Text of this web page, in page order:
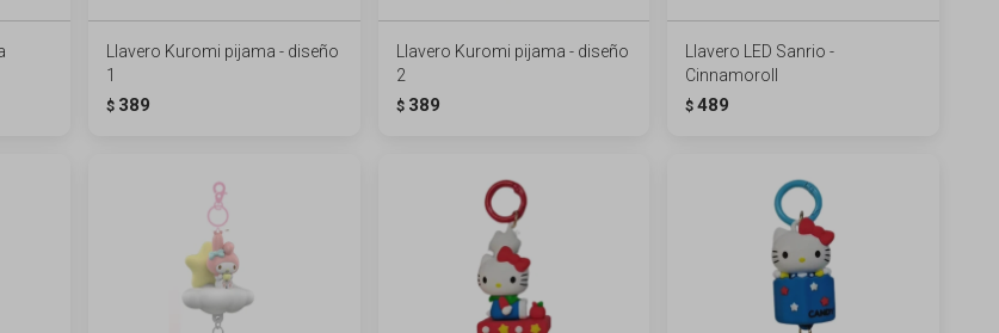
Llavero Kuromi pijama - diseño
1
$ 389
Llavero Kuromi pijama - diseño
2
$ 389
Llavero LED Sanrio -
Cinnamoroll
$ 489